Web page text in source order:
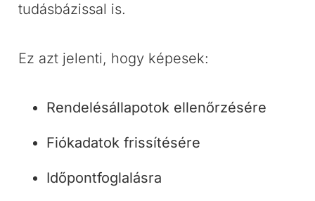
tudásbázissal is.
Ez azt jelenti, hogy képesek:
Rendelésállapotok ellenőrzésére
Fiókadatok frissítésére
Időpontfoglalásra